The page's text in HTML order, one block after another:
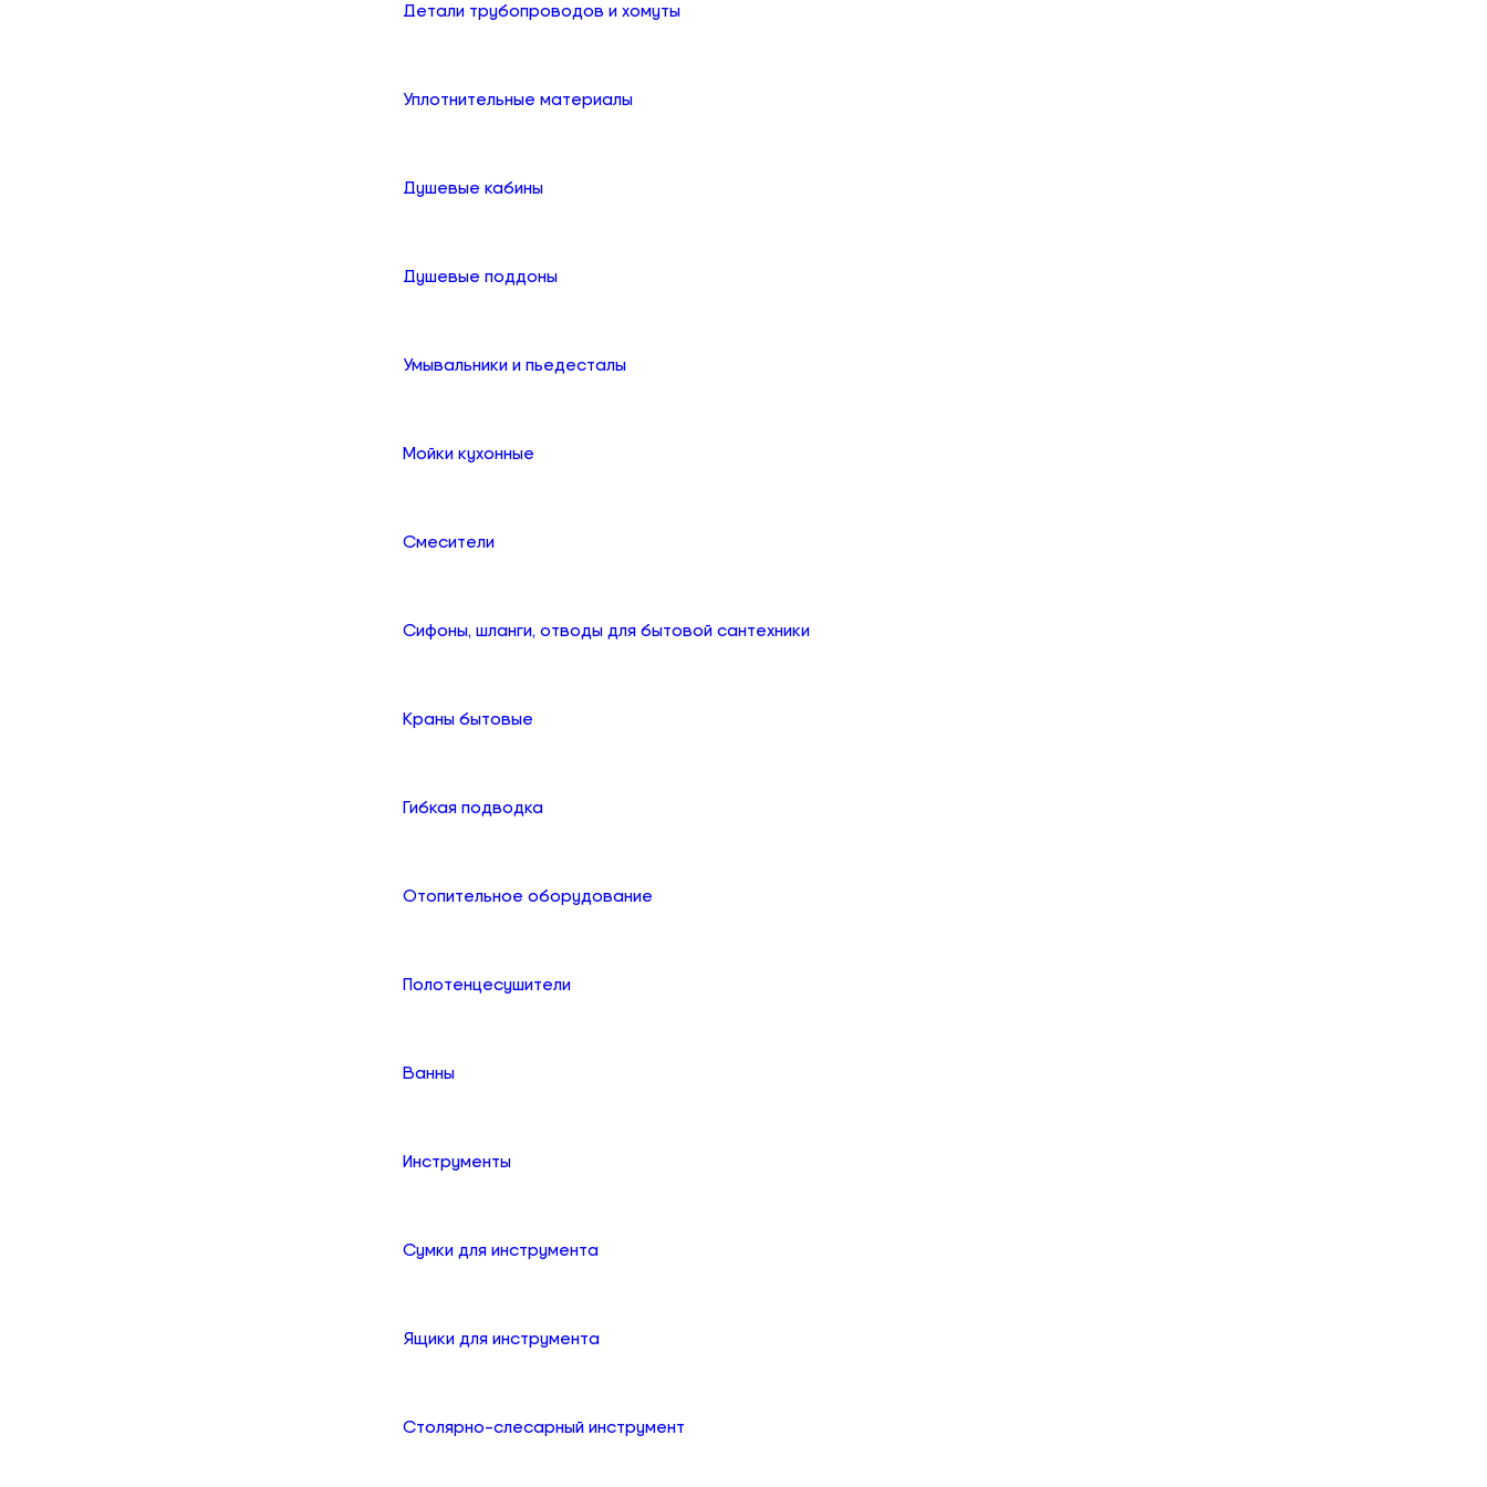
Детали трубопроводов и хомуты
Уплотнительные материалы
Душевые кабины
Душевые поддоны
Умывальники и пьедесталы
Мойки кухонные
Смесители
Сифоны, шланги, отводы для бытовой сантехники
Краны бытовые
Гибкая подводка
Отопительное оборудование
Полотенцесушители
Ванны
Инструменты
Сумки для инструмента
Ящики для инструмента
Столярно-слесарный инструмент